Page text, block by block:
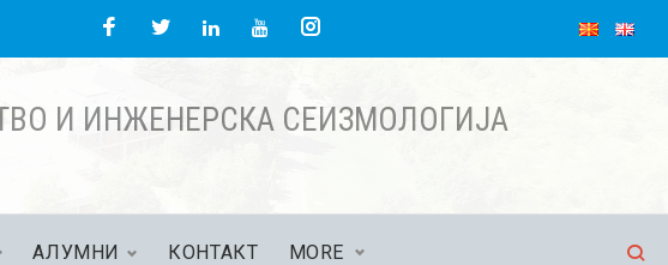
FacebookTwitter
LinkedInYouTube
Instagram
И ИНЖЕНЕРСКА СЕИЗМОЛОГИЈА
АЛУМНИ КОНТАКТ MORE